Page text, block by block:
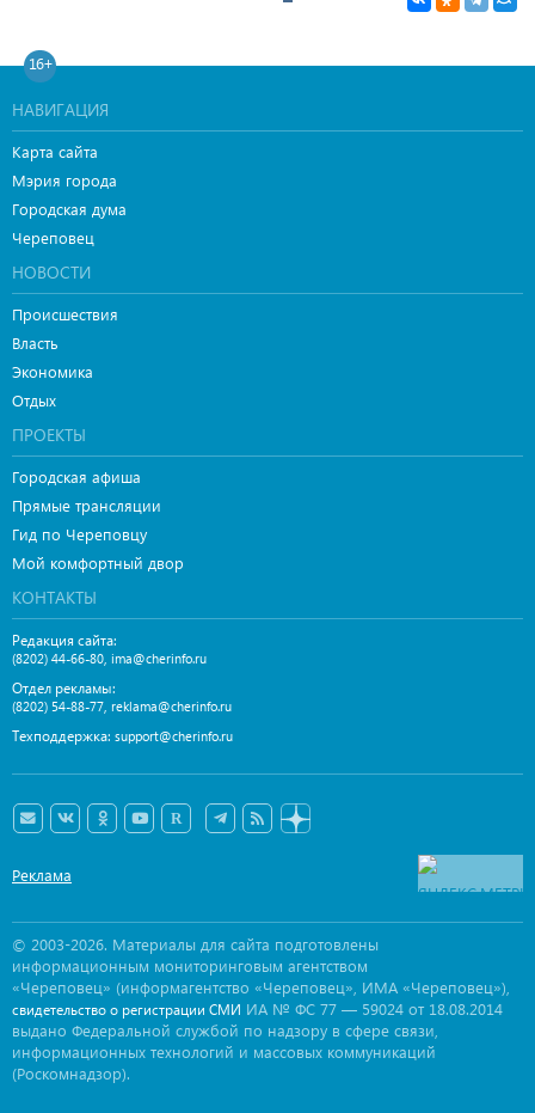
16+
НАВИГАЦИЯ
Карта сайта
Мэрия города
Городская дума
Череповец
НОВОСТИ
Происшествия
Власть
Экономика
Отдых
ПРОЕКТЫ
Городская афиша
Прямые трансляции
Гид по Череповцу
Мой комфортный двор
КОНТАКТЫ
Редакция сайта:
(8202) 44-66-80, ima@cherinfo.ru
Отдел рекламы:
(8202) 54-88-77, reklama@cherinfo.ru
Техподдержка: support@cherinfo.ru
Реклама
© 2003-2026. Материалы для сайта подготовлены
информационным мониторинговым агентством
«Череповец» (информагентство «Череповец», ИМА «Череповец»),
свидетельство о регистрации СМИ ИА № ФС 77 — 59024 от 18.08.2014
выдано Федеральной службой по надзору в сфере связи,
информационных технологий и массовых коммуникаций
(Роскомнадзор).